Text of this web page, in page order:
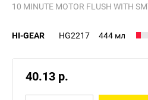
10 MINUTE MOTOR FLUSH WITH
HI-GEAR HG2217 444 мл
40.13 р.